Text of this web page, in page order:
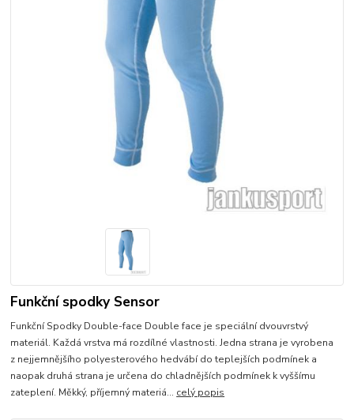
Funkční spodky Sensor
Funkční Spodky Double-face Double face je speciální dvouvrstvý
materiál. Každá vrstva má rozdílné vlastnosti. Jedna strana je vyrobena
z nejjemnějšího polyesterového hedvábí do teplejších podmínek a
naopak druhá strana je určena do chladnějších podmínek k vyššímu
zateplení. Měkký, příjemný materiá... celý popis